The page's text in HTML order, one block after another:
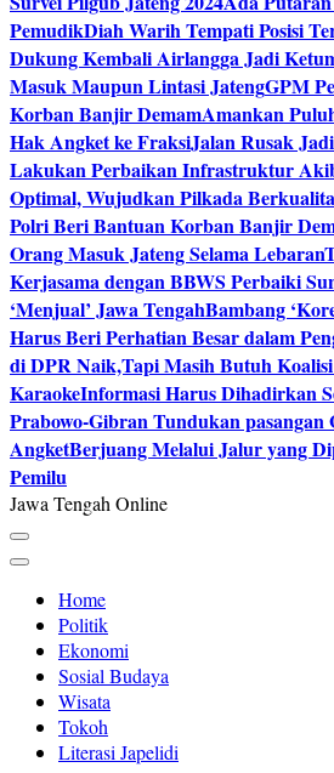
PemudikDiah Warih Tempati Posisi
Dukung Kembali Airlangga Jadi
Masuk Maupun Lintasi JatengGPM
Korban Banjir DemamAmankan
Hak Angket ke FraksiJalan Rusak
Lakukan Perbaikan Infrastruktur
Optimal, Wujudkan Pilkada
Polri Beri Bantuan Korban Banjir
Orang Masuk Jateng Selama Lebaran
Kerjasama dengan BBWS Perbaiki
‘Menjual’ Jawa TengahBambang
Harus Beri Perhatian Besar dalam
di DPR Naik,Tapi Masih Butuh
KaraokeInformasi Harus Dihadirkan
Prabowo-Gibran Tundukan
AngketBerjuang Melalui Jalur yang
Pemilu
Jawa Tengah Online
Home
Politik
Ekonomi
Sosial Budaya
Wisata
Tokoh
Literasi Japelidi